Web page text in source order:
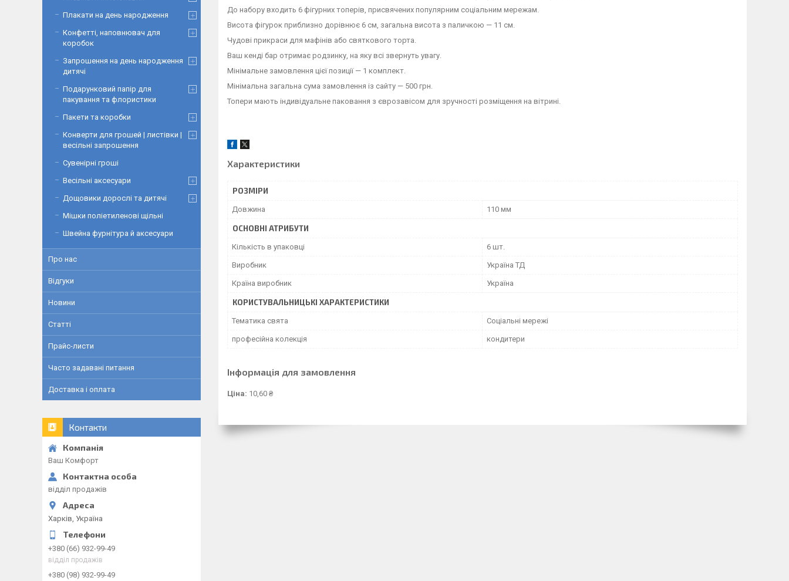
До набору входить 6 фігурних топерів, присвячених популярним соціальним мережам.
Висота фігурок приблизно дорівнює 6 см, загальна висота з паличкою — 11 см.
Чудові прикраси для мафінів або святкового торта.
Ваш кенді бар отримає родзинку, на яку всі звернуть увагу.
Мінімальне замовлення цієї позиції — 1 комплект.
Мінімальна загальна сума замовлення із сайту — 500 грн.
Топери мають індивідуальне паковання з єврозавісом для зручності розміщення на вітрині.
Характеристики
РОЗМІРИ
Довжина 110 мм
ОСНОВНІ АТРИБУТИ
Кількість в упаковці 6 шт.
Виробник Україна ТД
Країна виробник Україна
КОРИСТУВАЛЬНИЦЬКІ ХАРАКТЕРИСТИКИ
Тематика свята Соціальні мережі
професійна колекція кондитери
Інформація для замовлення
Ціна: 10,60 ₴
Плакати на день народження
Конфетті, наповнювач для
коробок
Запрошення на день народження
дитячі
Подарунковий папір для
пакування та флористики
Пакети та коробки
Конверти для грошей | листівки |
весільні запрошення
Сувенірні гроші
Весільні аксесуари
Дощовики дорослі та дитячі
Мішки поліетиленові щільні
Швейна фурнітура й аксесуари
Про нас
Відгуки
Новини
Статті
Прайс-листи
Часто задавані питання
Доставка і оплата
Контакти
Ваш Комфорт
відділ продажів
Харків, Україна
+380 (66) 932-99-49
відділ продажів
+380 (98) 932-99-49